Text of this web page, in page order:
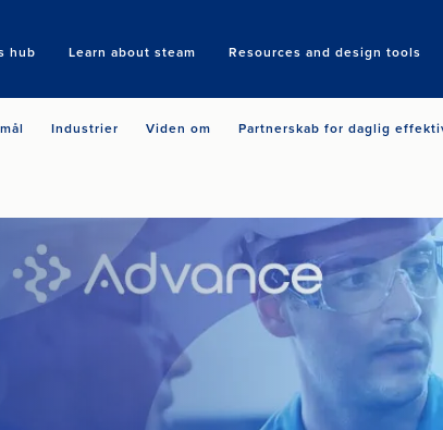
hub Learn about steam Resources and design tools
Search
Industrier Viden om Partnerskab for daglig